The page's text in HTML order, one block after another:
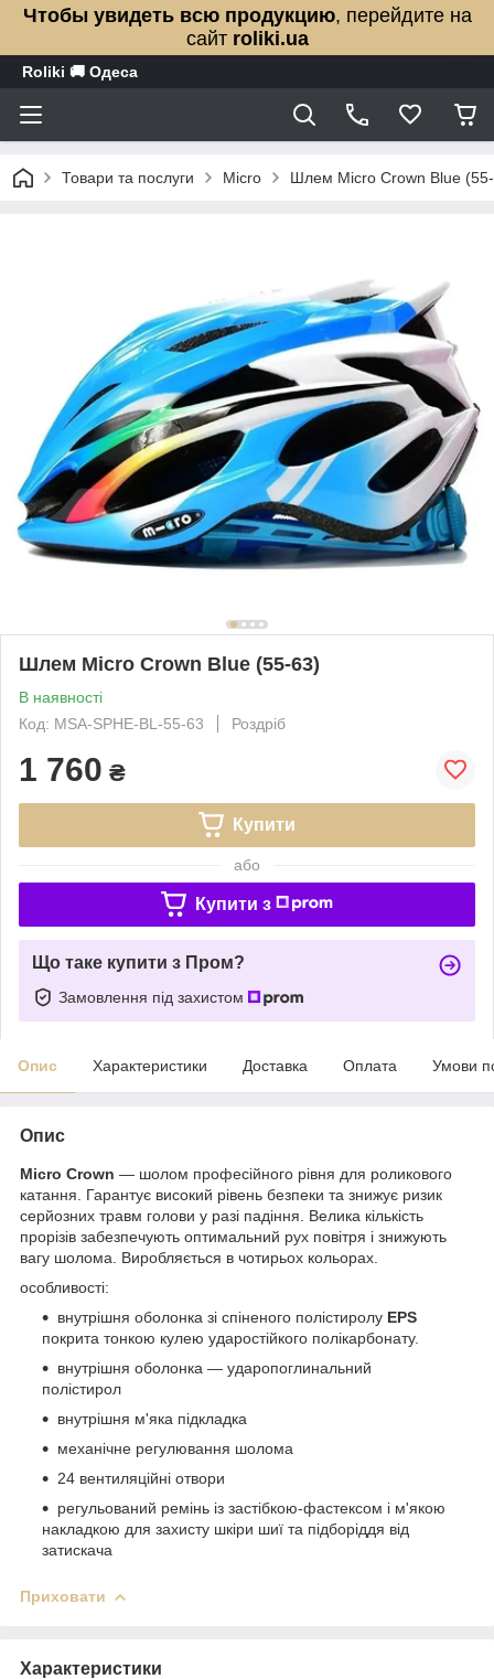
Чтобы увидеть всю продукцию, перейдите на
сайт roliki.ua
Roliki 🚚 Одеса
Товари та послуги Micro Шлем Micro Crown Blue
Шлем Micro Crown Blue (55-63)
В наявності
Код: MSA-SPHE-BL-55-63
Роздріб
1 760 ₴
Купити
або
Купити з
Що таке купити з Пром?
Замовлення під захистом
Опис Характеристики Доставка Оплата Умови
Опис
Micro Crown — шолом професійного рівня для роликового
катання. Гарантує високий рівень безпеки та знижує ризик
серйозних травм голови у разі падіння. Велика кількість
прорізів забезпечують оптимальний рух повітря і знижують
вагу шолома. Виробляється в чотирьох кольорах.
особливості:
внутрішня оболонка зі спіненого полістиролу EPS
покрита тонкою кулею ударостійкого полікарбонату.
внутрішня оболонка — ударопоглинальний
полістирол
внутрішня м'яка підкладка
механічне регулювання шолома
24 вентиляційні отвори
регульований ремінь із застібкою-фастексом і м'якою
накладкою для захисту шкіри шиї та підборіддя від
затискача
Приховати
Характеристики